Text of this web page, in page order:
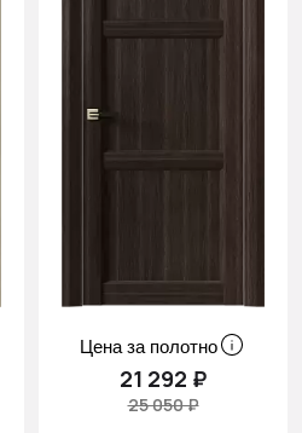
Цена за полотно
21 292 ₽
25 050 ₽